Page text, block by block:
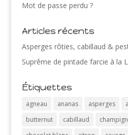
Mot de passe perdu ?
Articles récents
Asperges rôties, cabillaud &
Suprême de pintade farcie à la
Étiquettes
agneau ananas asperges
butternut
cabillaud